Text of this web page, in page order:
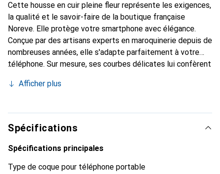
Cette housse en cuir pleine fleur représente les exigences,
la qualité et le savoir-faire de la boutique française
Noreve. Elle protège votre smartphone avec élégance.
Conçue par des artisans experts en maroquinerie depuis de
nombreuses années, elle s'adapte parfaitement à votre
téléphone. Sur mesure, ses courbes délicates lui confèrent
chic et indispensable pour votre smartphone. Reconnaître
marque Noreve est un choix sûr pour une clientèle
exigeante.
Afficher plus
Spécifications
Spécifications principales
Type de coque pour téléphone portable